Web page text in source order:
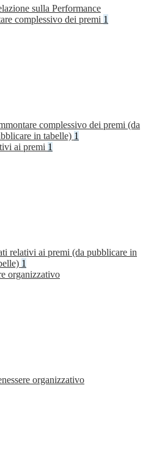
sulla Performance
complessivo dei premi 1
complessivo dei premi (da
in tabelle) 1
ai premi 1
relativi ai premi (da pubblicare in
1
organizzativo
organizzativo